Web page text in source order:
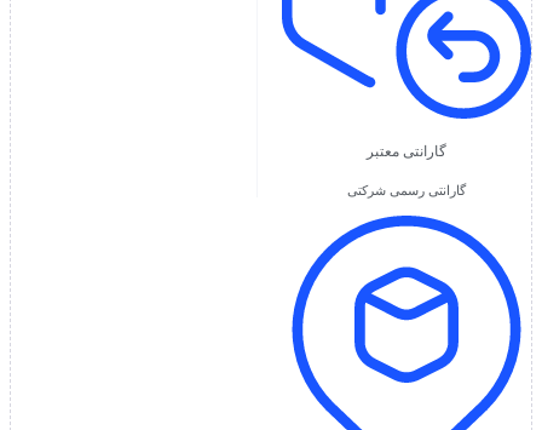
گارانتی معتبر
گارانتی رسمی شرکتی